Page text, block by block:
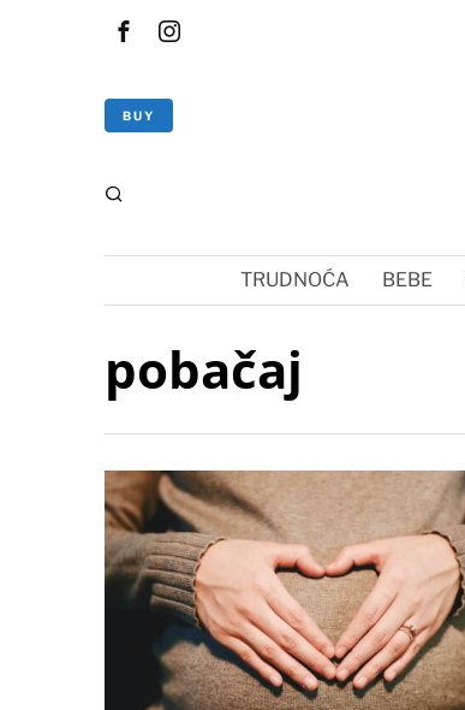
BUY
TRUDNOĆA BEBE
pobačaj